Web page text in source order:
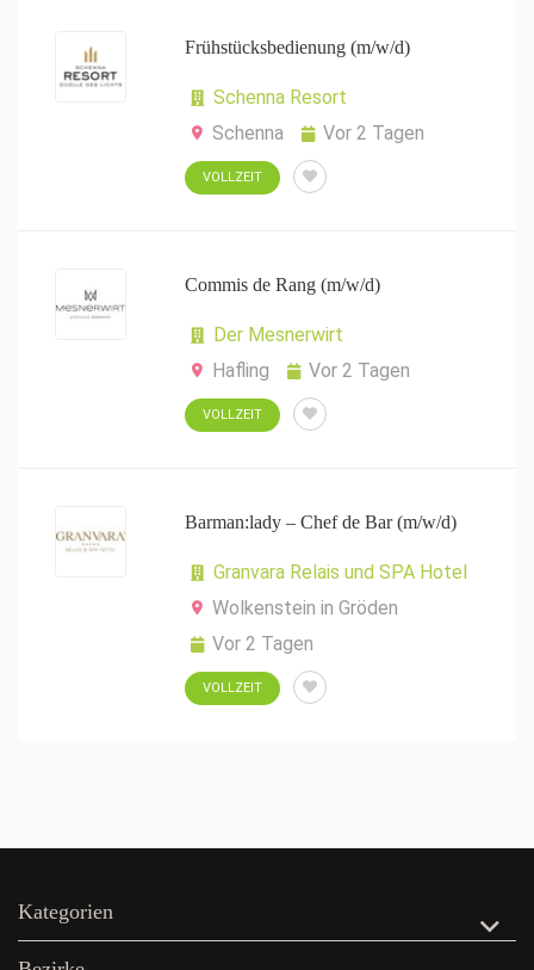
Frühstücksbedienung (m/w/d)
Schenna Resort
Schenna
Vor 2 Tagen
VOLLZEIT
Commis de Rang (m/w/d)
Der Mesnerwirt
Hafling
Vor 2 Tagen
VOLLZEIT
Barman:lady – Chef de Bar (m/w/d)
Granvara Relais und SPA Hotel
Wolkenstein in Gröden
Vor 2 Tagen
VOLLZEIT
Kategorien